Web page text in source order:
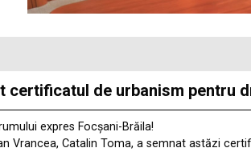
certificatul de urbanism pentru
expres Focșani-Brăila!
Vrancea, Catalin Toma, a semnat astăzi